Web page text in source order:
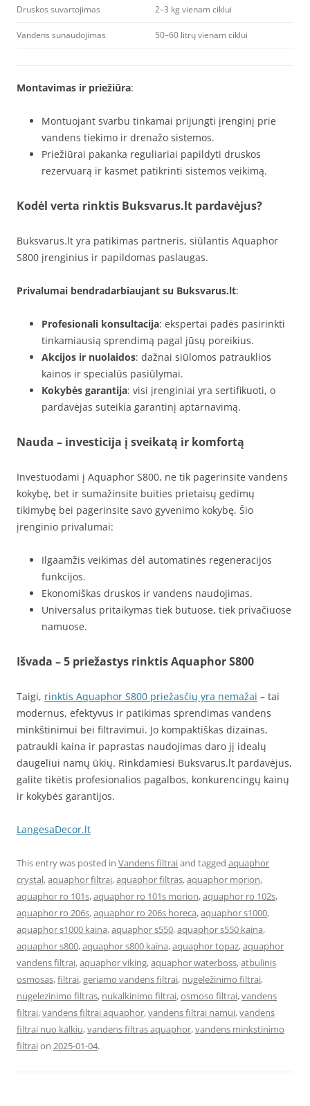
Druskos suvartojimas 2–3 kg vienam ciklui
Vandens sunaudojimas 50–60 litrų vienam ciklui
Montavimas ir priežiūra:
Montuojant svarbu tinkamai prijungti įrenginį prie
vandens tiekimo ir drenažo sistemos.
Priežiūrai pakanka reguliariai papildyti druskos
rezervuarą ir kasmet patikrinti sistemos veikimą.
Kodėl verta rinktis Buksvarus.lt pardavėjus?
Buksvarus.lt yra patikimas partneris, siūlantis Aquaphor
S800 įrenginius ir papildomas paslaugas.
Privalumai bendradarbiaujant su Buksvarus.lt:
Profesionali konsultacija: ekspertai padės pasirinkti
tinkamiausią sprendimą pagal jūsų poreikius.
Akcijos ir nuolaidos: dažnai siūlomos patrauklios
kainos ir specialūs pasiūlymai.
Kokybės garantija: visi įrenginiai yra sertifikuoti, o
pardavėjas suteikia garantinį aptarnavimą.
Nauda – investicija į sveikatą ir komfortą
Investuodami į Aquaphor S800, ne tik pagerinsite vandens
kokybę, bet ir sumažinsite buities prietaisų gedimų
tikimybę bei pagerinsite savo gyvenimo kokybę. Šio
įrenginio privalumai:
Ilgaamžis veikimas dėl automatinės regeneracijos
funkcijos.
Ekonomiškas druskos ir vandens naudojimas.
Universalus pritaikymas tiek butuose, tiek privačiuose
namuose.
Išvada – 5 priežastys rinktis Aquaphor S800
Taigi, rinktis Aquaphor S800 priežasčių yra nemažai – tai
modernus, efektyvus ir patikimas sprendimas vandens
minkštinimui bei filtravimui. Jo kompaktiškas dizainas,
patraukli kaina ir paprastas naudojimas daro jį idealų
daugeliui namų ūkių. Rinkdamiesi Buksvarus.lt pardavėjus,
galite tikėtis profesionalios pagalbos, konkurencingų kainų
ir kokybės garantijos.
LangesaDecor.lt
This entry was posted in Vandens filtraiand tagged aquaphor
crystal,aquaphor filtrai,aquaphor filtras,aquaphor morion,
aquaphor ro 101s,aquaphor ro 101s morion,aquaphor ro 102s,
aquaphor ro 206s,aquaphor ro 206s horeca,aquaphor s1000,
aquaphor s1000 kaina,aquaphor s550,aquaphor s550 kaina,
aquaphor s800,aquaphor s800 kaina,aquaphor topaz,aquaphor
vandens filtrai,aquaphor viking,aquaphor waterboss,atbulinis
osmosas,filtrai,geriamo vandens filtrai, nugeležinimo filtrai,
nugelezinimo filtras, nukalkinimo filtrai,osmoso filtrai,vandens
filtrai,vandens filtrai aquaphor,vandens filtrai namui,vandens
filtrai nuo kalkiu,vandens filtras aquaphor,vandens minkstinimo
filtraion 2025-01-04.